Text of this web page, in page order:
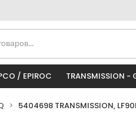
/ EPIROC TRANSMISSION -
5404698 TRANSMISSION,